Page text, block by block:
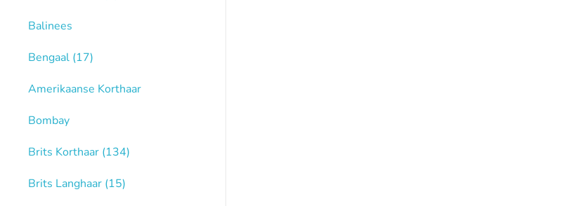
Balinees
Bengaal (17)
Amerikaanse Korthaar
Bombay
Brits Korthaar (134)
Brits Langhaar (15)